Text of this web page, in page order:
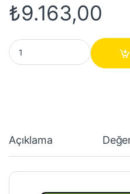
₺9.163,00
Bakır Lama 5x40 mm quantity
Açıklama